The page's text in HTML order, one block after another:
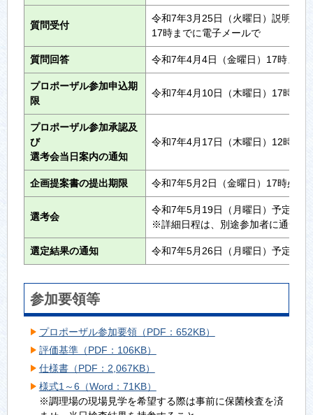
質問受付
令和7年3月25日（火曜日）説明会
17時までに電子メールで
質問回答 令和7年4月4日（金曜日）17時まで
プロポーザル参加申込期
限
令和7年4月10日（木曜日）17時必着
プロポーザル参加承認及
び
選考会当日案内の通知
令和7年4月17日（木曜日）12時ま
企画提案書の提出期限 令和7年5月2日（金曜日）17時必着
選考会
令和7年5月19日（月曜日）予定
※詳細日程は、別途参加者に通知し
選定結果の通知 令和7年5月26日（月曜日）予定
参加要領等
プロポーザル参加要領（PDF：652KB）
評価基準（PDF：106KB）
仕様書（PDF：2,067KB）
様式1～6（Word：71KB）
※調理場の現場見学を希望する際は事前に保菌検査を済